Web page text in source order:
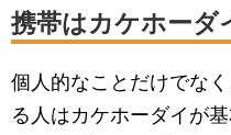
携帯はカケホーダ
個人的なことだけでな
る人はカケホーダイが